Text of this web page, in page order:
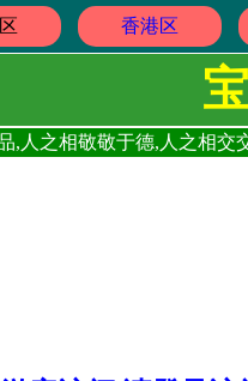
香港区
,人之相敬敬于德,人之相